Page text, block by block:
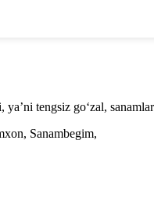
ya’ni tengsiz go‘zal,
Sanambegim,